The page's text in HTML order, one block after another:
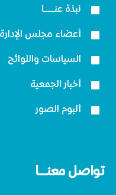
نبذة عنــــــا
أعضاء مجلس الإدارة
السياسات واللوائح
أخبار الجمعية
ألبوم الصور
تواصل معنـــا